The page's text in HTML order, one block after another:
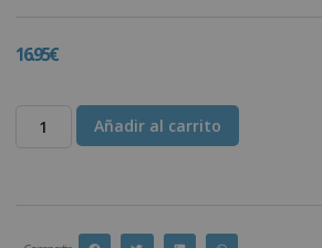
16.95€
Añadir al carrito